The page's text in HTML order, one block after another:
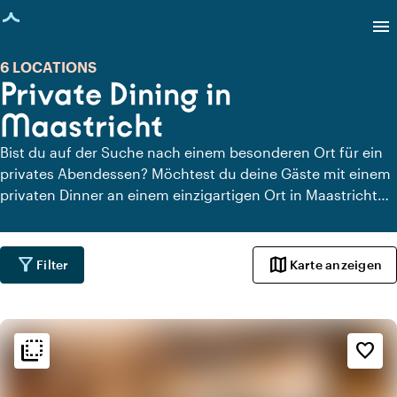
geladen
menu
Private Dining in
Maastricht
6 LOCATIONS
Bist du auf der Suche nach einem besonderen Ort für ein
privates Abendessen? Möchtest du deine Gäste mit einem
privaten Dinner an einem einzigartigen Ort in Maastricht
einfach alle Locations in Maastricht, an denen du in aller
Ruhe dinieren kannst. Schau dir alle privaten Dining-
Locations für ein köstliches privates Dinner an.
filter_alt Filter map Karte anzeigen
flip_to_back favorite_border
flip_to_back Ambiente und Ästhetik
info
Ländlich